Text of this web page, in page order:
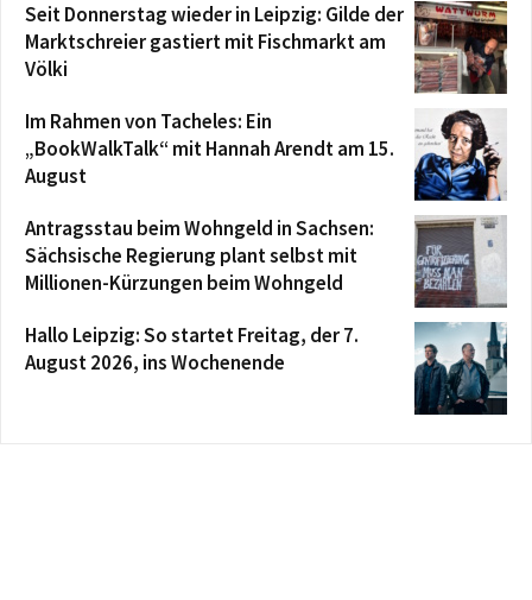
Seit Donnerstag wieder in Leipzig: Gilde der
Marktschreier gastiert mit Fischmarkt am
Völki
Im Rahmen von Tacheles: Ein
„BookWalkTalk“ mit Hannah Arendt am 15.
August
Antragsstau beim Wohngeld in Sachsen:
Sächsische Regierung plant selbst mit
Millionen-Kürzungen beim Wohngeld
Hallo Leipzig: So startet Freitag, der 7.
August 2026, ins Wochenende